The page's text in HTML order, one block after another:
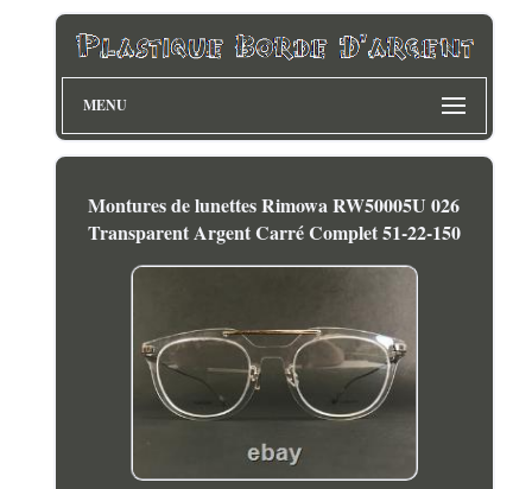
MENU
Montures de lunettes Rimowa RW50005U 026
Transparent Argent Carré Complet 51-22-150